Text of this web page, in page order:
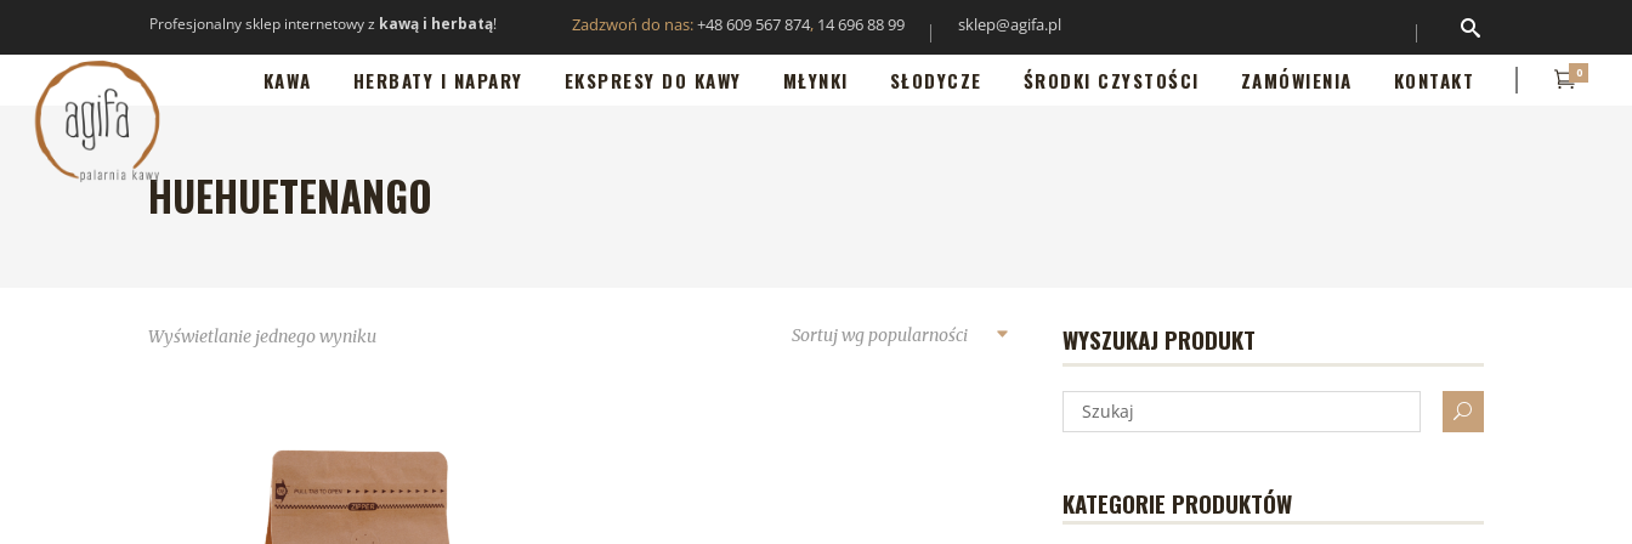
Profesjonalny sklep internetowy z kawą i herbatą! Zadzwoń do nas:+48 609 567 874, 14 696 88 99 sklep@agifa.pl
KAWA HERBATY I NAPARY EKSPRESY DO KAWY MŁYNKI SŁODYCZE ŚRODKI CZYSTOŚCI ZAMÓWIENIA KONTAKT 0
HUEHUETENANGO
Wyświetlanie jednego wyniku Sortuj wg popularności WYSZUKAJ PRODUKT
KATEGORIE PRODUKTÓW